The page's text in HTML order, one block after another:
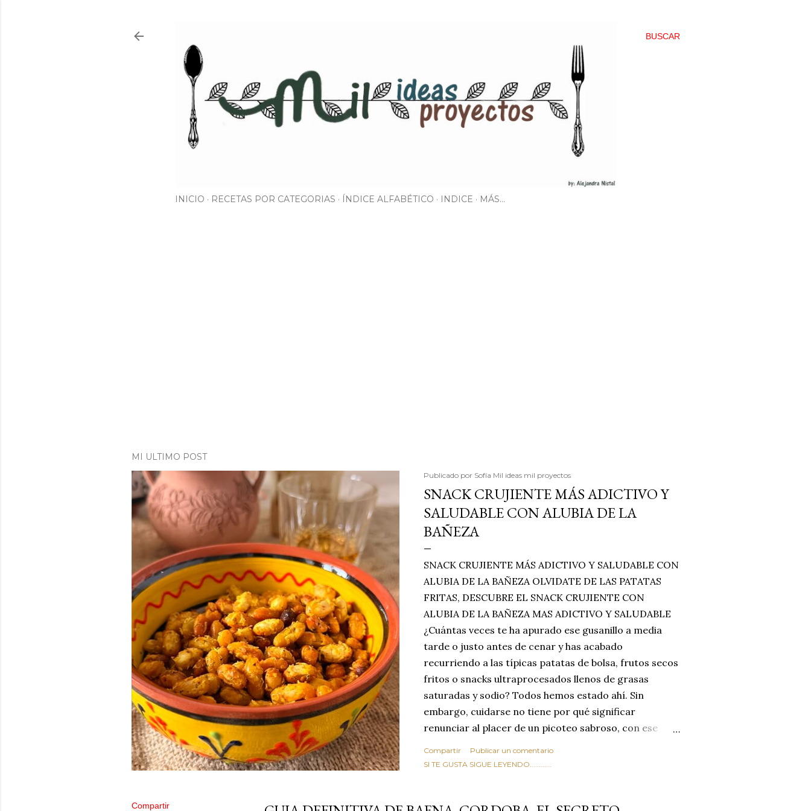
BUSCAR
INICIO RECETAS POR CATEGORIAS ÍNDICE ALFABÉTICO INDICE MÁS…
MI ULTIMO POST
Publicado por Sofía Mil ideas mil proyectos
SNACK CRUJIENTE MÁS ADICTIVO Y
SALUDABLE CON ALUBIA DE LA
BAÑEZA
SNACK CRUJIENTE MÁS ADICTIVO Y SALUDABLE CON
ALUBIA DE LA BAÑEZA OLVIDATE DE LAS PATATAS
FRITAS, DESCUBRE EL SNACK CRUJIENTE CON
ALUBIA DE LA BAÑEZA MAS ADICTIVO Y SALUDABLE
¿Cuántas veces te ha apurado ese gusanillo a media
tarde o justo antes de cenar y has acabado
recurriendo a las típicas patatas de bolsa, frutos secos
fritos o snacks ultraprocesados llenos de grasas
saturadas y sodio? Todos hemos estado ahí. Sin
embargo, cuidarse no tiene por qué significar
renunciar al placer de un picoteo sabroso, con ese
Estas alubias crujientes al horno van a cambiar por
Compartir
Publicar un comentario
SI TE GUSTA SIGUE LEYENDO............
Compartir